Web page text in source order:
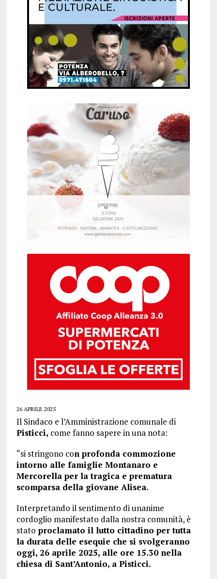
26 APRILE 2025
Il Sindaco e l’Amministrazione comunale di
Pisticci, come fanno sapere in una nota:
“si stringono con profonda commozione
intorno alle famiglie Montanaro e
Mercorella per la tragica e prematura
scomparsa della giovane Alisea.
Interpretando il sentimento di unanime
cordoglio manifestato dalla nostra comunità, è
stato proclamato il lutto cittadino per tutta
la durata delle esequie che si svolgeranno
oggi, 26 aprile 2025, alle ore 15.30 nella
chiesa di Sant’Antonio, a Pisticci.